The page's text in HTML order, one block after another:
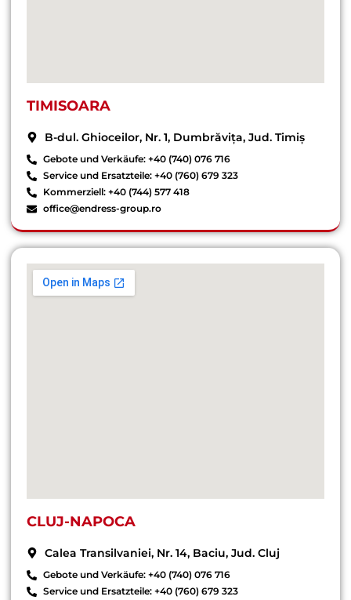
TIMISOARA
B-dul. Ghioceilor, Nr. 1, Dumbrăvița, Jud. Timiș
Gebote und Verkäufe: +40 (740) 076 716
Service und Ersatzteile: +40 (760) 679 323
Kommerziell: +40 (744) 577 418
office@endress-group.ro
CLUJ-NAPOCA
Calea Transilvaniei, Nr. 14, Baciu, Jud. Cluj
Gebote und Verkäufe: +40 (740) 076 716
Service und Ersatzteile: +40 (760) 679 323